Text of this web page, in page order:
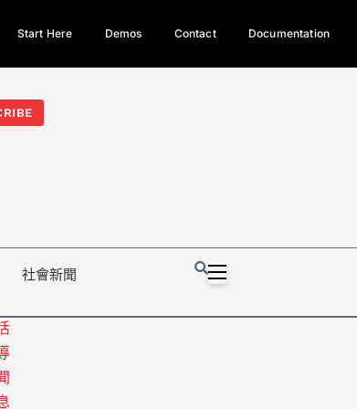
聞TOP3｜西拉雅族正式成第17個原住民族、立院電競
光電場回
Start Here Demos Contact Documentation
社會新聞